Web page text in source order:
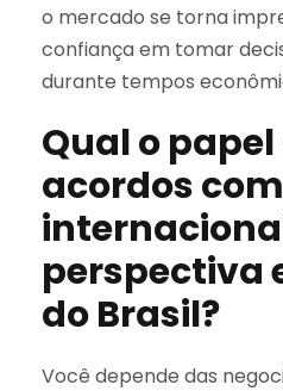
o mercado se torna
confiança em tomar
durante tempos
Qual o papel
acordos
perspectiva
do Brasil?
Você depende das